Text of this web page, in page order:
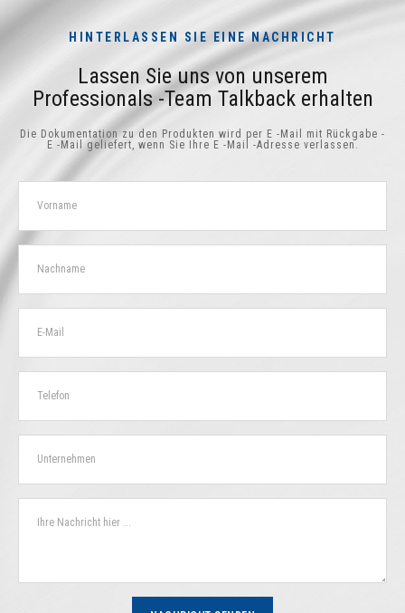
HINTERLASSEN SIE EINE NACHRICHT
Lassen Sie uns von unserem
Professionals -Team Talkback erhalten
Die Dokumentation zu den Produkten wird per E -Mail mit Rückgabe -
E -Mail geliefert, wenn Sie Ihre E -Mail -Adresse verlassen.